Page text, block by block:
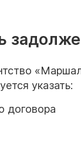
указать:
договора